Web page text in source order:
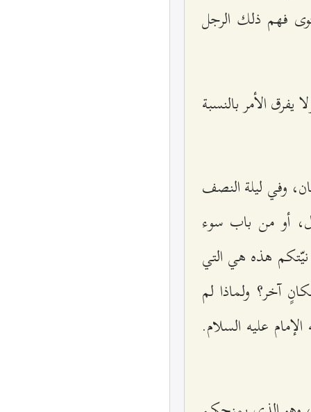
فهم ذلك الرجل
الأمر بالنسبة
وفي ليلة النصف
أو من باب سوء
هذه هي التي
آخر؟ ولماذا لم
عليه السلام.